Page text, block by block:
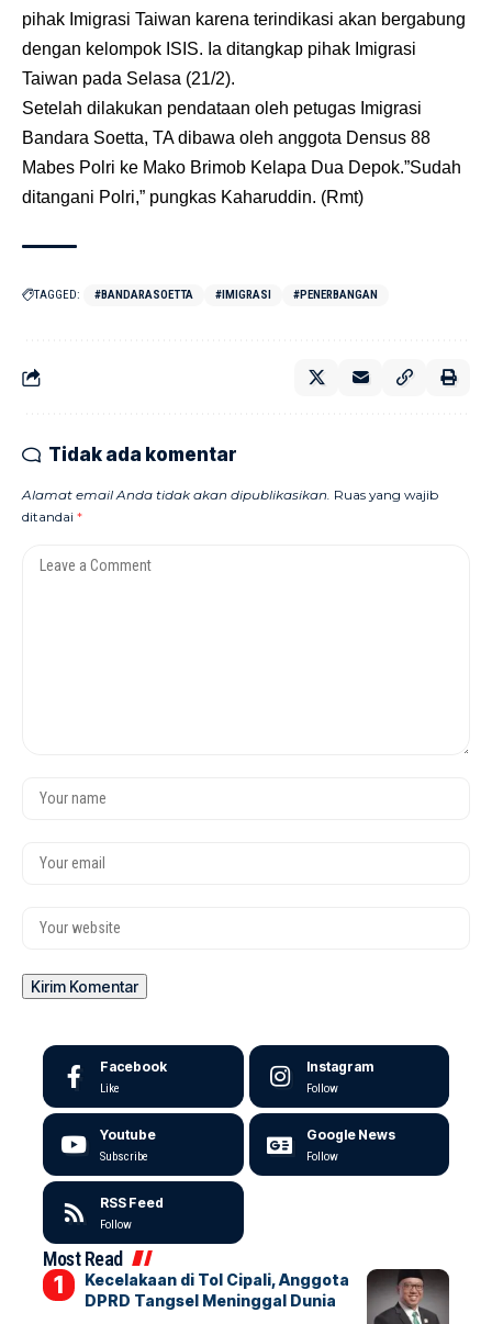
pihak Imigrasi Taiwan karena terindikasi akan bergabung
dengan kelompok ISIS. Ia ditangkap pihak Imigrasi
Taiwan pada Selasa (21/2).
Setelah dilakukan pendataan oleh petugas Imigrasi
Bandara Soetta, TA dibawa oleh anggota Densus 88
Mabes Polri ke Mako Brimob Kelapa Dua Depok.”Sudah
ditangani Polri,” pungkas Kaharuddin. (Rmt)
TAGGED: #BANDARASOETTA #IMIGRASI #PENERBANGAN
Tidak ada komentar
Alamat email Anda tidak akan dipublikasikan. Ruas yang wajib
ditandai *
Facebook
Like
Instagram
Follow
Youtube
Subscribe
Google News
Follow
RSS Feed
Follow
Most Read
Kecelakaan di Tol Cipali, Anggota
DPRD Tangsel Meninggal Dunia